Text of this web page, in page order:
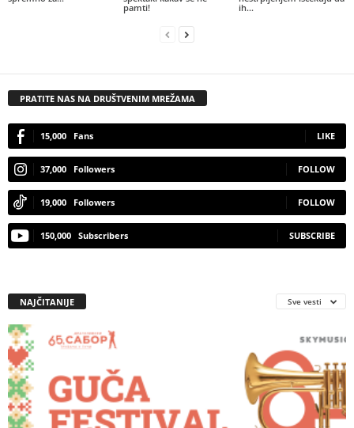
pamti!
ih...
PRATITE NAS NA DRUŠTVENIM MREŽAMA
15,000 Fans LIKE
37,000 Followers FOLLOW
19,000 Followers FOLLOW
150,000 Subscribers SUBSCRIBE
NAJČITANIJE Sve vesti